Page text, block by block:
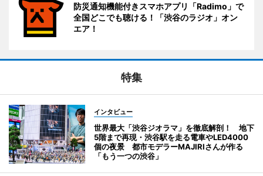
防災通知機能付きスマホアプリ「Radimo」で
全国どこでも聴ける！「渋谷のラジオ」オン
エア！
特集
インタビュー
世界最大「渋谷ジオラマ」を徹底解剖！ 地下
5階まで再現・渋谷駅を走る電車やLED4000
個の夜景 都市モデラーMAJIRIさんが作る
「もう一つの渋谷」